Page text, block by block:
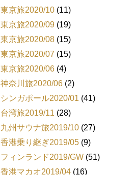
東京旅2020/10 (11)
東京旅2020/09 (19)
東京旅2020/08 (15)
東京旅2020/07 (15)
東京旅2020/06 (4)
神奈川旅2020/06 (2)
シンガポール2020/01 (41)
台湾旅2019/11 (28)
九州サウナ旅2019/10 (27)
香港乗り継ぎ2019/05 (9)
フィンランド2019/GW (51)
香港マカオ2019/04 (16)